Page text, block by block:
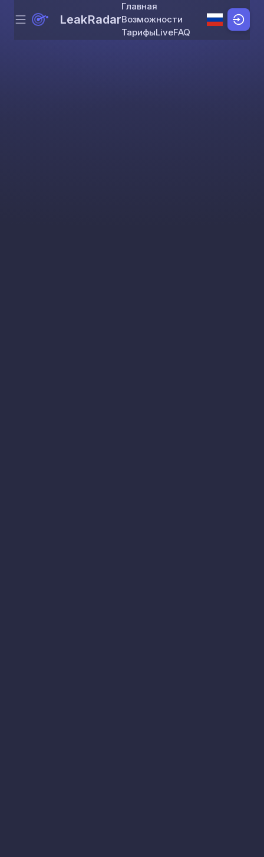
Skip to content
Menu LeakRadar
Главная
Возможности
ТарифыLiveFAQ